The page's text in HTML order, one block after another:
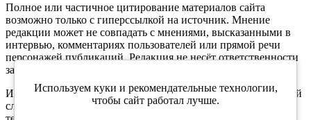
Полное или частичное цитирование материалов сайта
возможно только с гиперссылкой на источник. Мнение
редакции может не совпадать с мнениями, высказанными в
интервью, комментариях пользователей или прямой речи
персонажей публикаций. Редакция не несёт ответственности
за текст комментариев читателей.
Интернет-портал Kirov.online зарегистрирован в Федеральной
службе по надзору в сфере связи, информационных
Используем куки и рекомендательные технологии,
чтобы сайт работал лучше.